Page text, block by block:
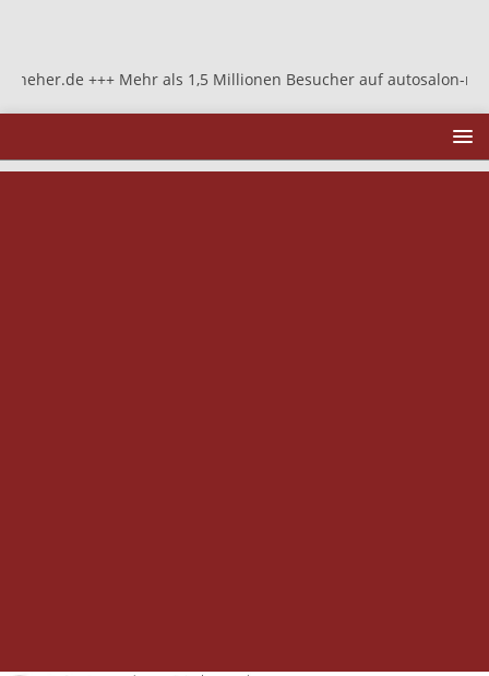
+++ Mehr als 1,5 Millionen Besucher auf autosalon-